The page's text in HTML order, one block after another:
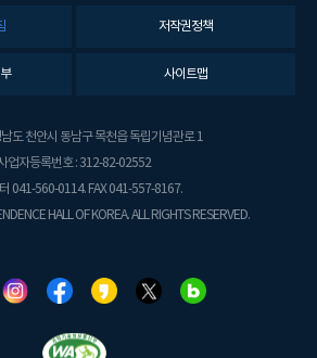
저작권정책
사이트맵
도 천안시 동남구 목천읍 독립기념관로 1
업자등록번호 : 312-82-02552
041-560-0114. FAX 041-557-8167.
HALL OF KOREA. ALL RIGHTS RESERVED.